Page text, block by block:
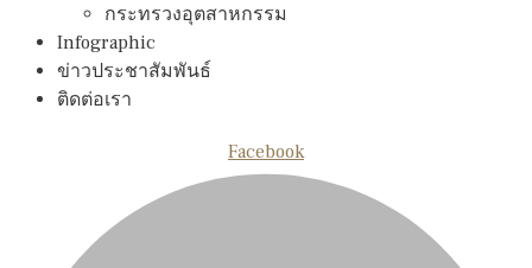
กระทรวงอุตสาหกรรม
Infographic
ข่าวประชาสัมพันธ์
ติดต่อเรา
Facebook